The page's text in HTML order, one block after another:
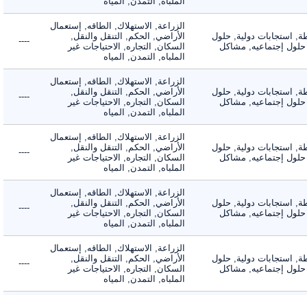
استجابات دولية, حلول
إجتماعيه, مشاكل
الزراعة, الاستهلاك, الطاقه, إستعمال
الأراضي, الحكم, التنقل والنقل,
السكان, التجاره, الاحتياجات غير
الملباه, التمدن, المياه
----
استجابات دولية, حلول
إجتماعيه, مشاكل
الزراعة, الاستهلاك, الطاقه, إستعمال
الأراضي, الحكم, التنقل والنقل,
السكان, التجاره, الاحتياجات غير
الملباه, التمدن, المياه
----
استجابات دولية, حلول
إجتماعيه, مشاكل
الزراعة, الاستهلاك, الطاقه, إستعمال
الأراضي, الحكم, التنقل والنقل,
السكان, التجاره, الاحتياجات غير
الملباه, التمدن, المياه
----
استجابات دولية, حلول
إجتماعيه, مشاكل
الزراعة, الاستهلاك, الطاقه, إستعمال
الأراضي, الحكم, التنقل والنقل,
السكان, التجاره, الاحتياجات غير
الملباه, التمدن, المياه
----
استجابات دولية, حلول
إجتماعيه, مشاكل
الزراعة, الاستهلاك, الطاقه, إستعمال
الأراضي, الحكم, التنقل والنقل,
السكان, التجاره, الاحتياجات غير
الملباه, التمدن, المياه
----